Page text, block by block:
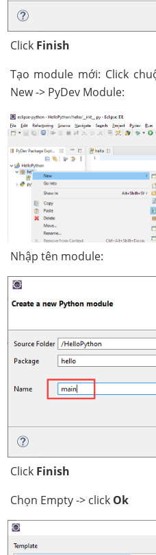
Click Finish
Tạo module mới: Click
New -> PyDev Module:
Nhập tên module:
Click Finish
Chọn Empty -> click Ok